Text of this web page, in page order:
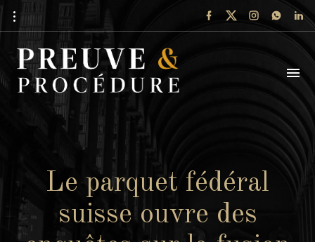
Le parquet fédéral
suisse ouvre des